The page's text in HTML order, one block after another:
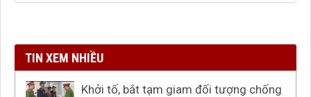
TIN XEM NHIỀU
Khởi tố, bắt tạm giam đối tượng chống